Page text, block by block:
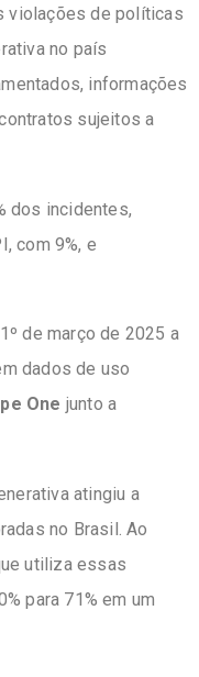
violações de políticas
no país
informações
sujeitos a
dos incidentes,
com 9%, e
de março de 2025 a
dados de uso
One junto a
atingiu a
no Brasil. Ao
utiliza essas
para 71% em um